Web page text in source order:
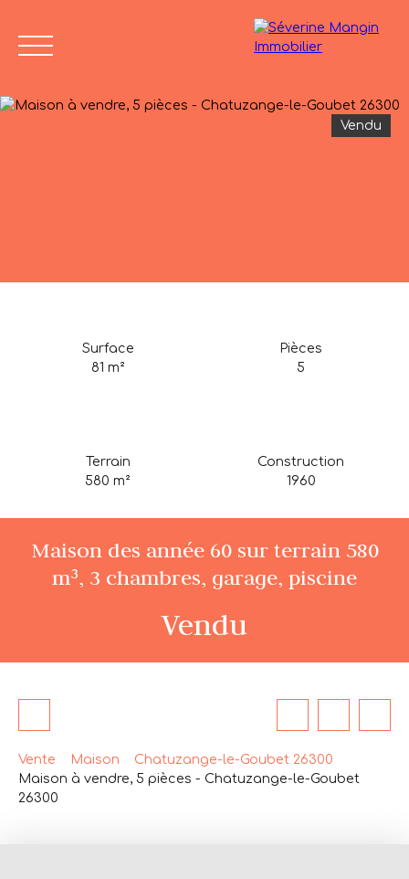
86 24
Vendu
Surface
81 m²
Pièces
5
Terrain
580m²
Construction
1960
Maison des année 60 sur terrain 580
m³, 3 chambres, garage, piscine
Vendu
Vente Maison
Chatuzange-le-Goubet 26300
Maison à vendre, 5 pièces - Chatuzange-le-Goubet
26300